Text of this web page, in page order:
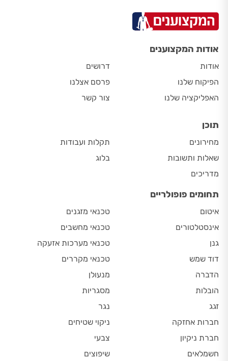
אודות המקצוענים
אודות
הפיקוח שלנו
האפליקציה שלנו
דרושים
פרסם אצלנו
צור קשר
תוכן
מחירונים
שאלות ותשובות
מדריכים
תקלות ועבודות
בלוג
תחומים פופולריים
איטום
אינסטלטורים
גנן
דוד שמש
הדברה
הובלות
זגג
חברות אחזקה
חברת ניקיון
חשמלאים
טכנאי מזגנים
טכנאי מחשבים
טכנאי מערכות אזעקה
טכנאי מקררים
מנעולן
מסגריות
נגר
ניקוי שטיחים
צבעי
שיפוצים